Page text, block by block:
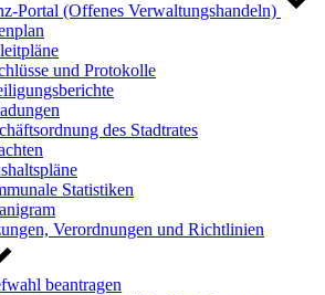
Portal (Offenes Verwaltungshandeln)
und Protokolle
des Stadtrates
Statistiken
Verordnungen und Richtlinien
beantragen